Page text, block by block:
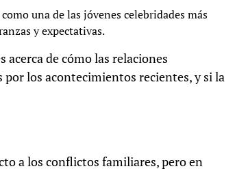
una de las jóvenes celebridades más
y expectativas.
acerca de cómo las relaciones
los acontecimientos recientes, y si la
a los conflictos familiares, pero en